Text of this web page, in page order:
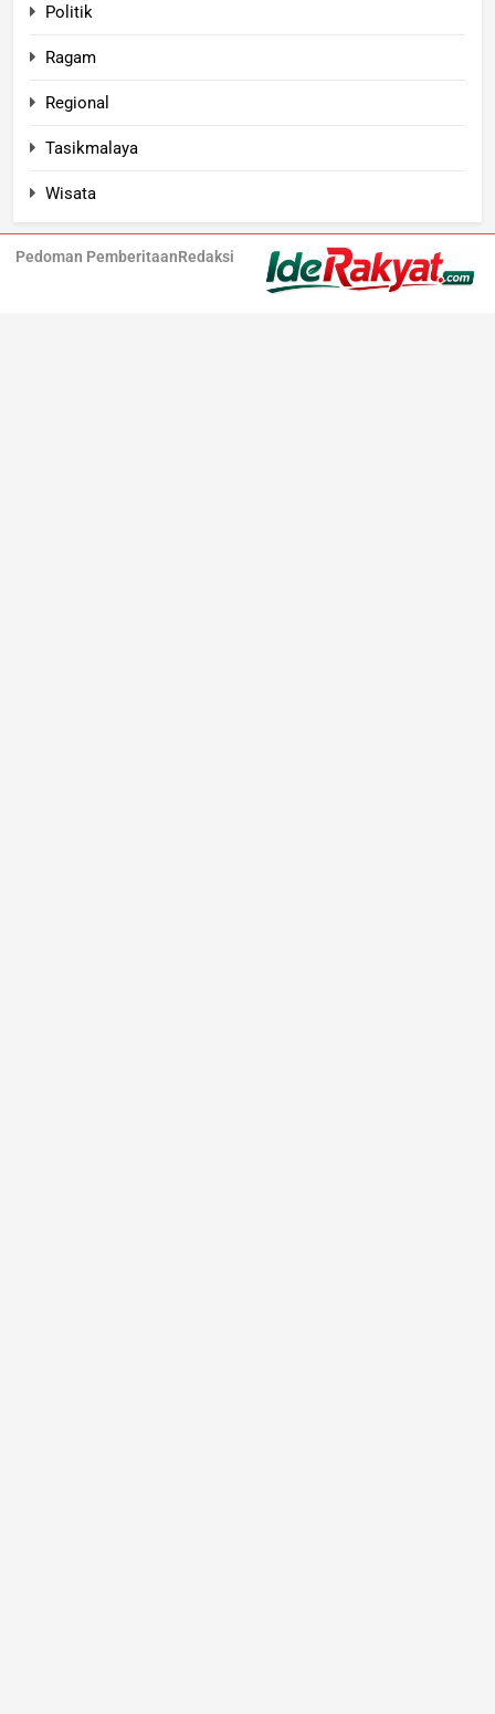
Politik
Ragam
Regional
Tasikmalaya
Wisata
Pedoman PemberitaanRedaksi